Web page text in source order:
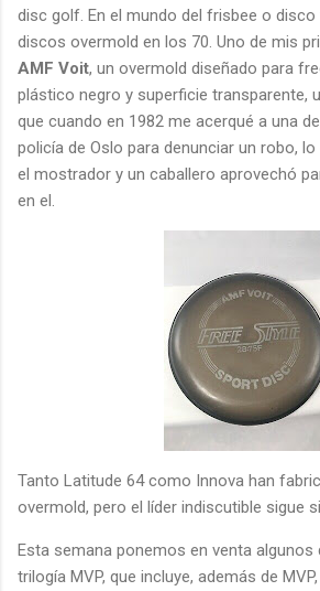
disc golf. En el mundo del frisbee o disco
discos overmold en los 70. Uno de mis
AMF Voit, un overmold diseñado para
plástico negro y superficie transparente,
que cuando en 1982 me acerqué a una
policía de Oslo para denunciar un robo,
el mostrador y un caballero aprovechó
en el.
Tanto Latitude 64 como Innova han
overmold, pero el líder indiscutible sigue
Esta semana ponemos en venta algunos
trilogía MVP, que incluye, además de